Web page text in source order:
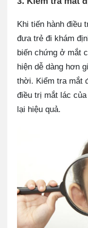
Khi tiến hành điều
đưa trẻ đi khám
biến chứng ở mắt
hiện dễ dàng hơn
thời. Kiểm tra mắt
điều trị mắt lác
lại hiệu quả.